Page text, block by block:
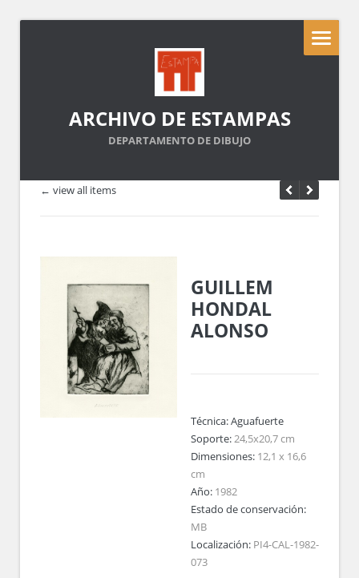
ARCHIVO DE ESTAMPAS
DEPARTAMENTO DE DIBUJO
← view all items
GUILLEM
HONDAL
ALONSO
Técnica:Aguafuerte
Soporte:24,5x20,7 cm
Dimensiones: 12,1 x 16,6
cm
Año: 1982
Estado de conservación:
MB
Localización: PI4-CAL-1982-
073